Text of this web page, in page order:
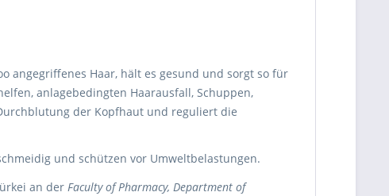
angegriffenes Haar, hält es gesund und sorgt so für
anlagebedingten Haarausfall, Schuppen,
der Kopfhaut und reguliert die
und schützen vor Umweltbelastungen.
an der Faculty of Pharmacy, Department of